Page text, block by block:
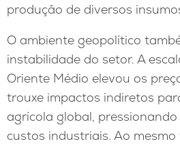
produção de diversos
O ambiente geopolítico
instabilidade do setor. A
Oriente Médio elevou os
trouxe impactos indiretos
agrícola global,
custos industriais. Ao